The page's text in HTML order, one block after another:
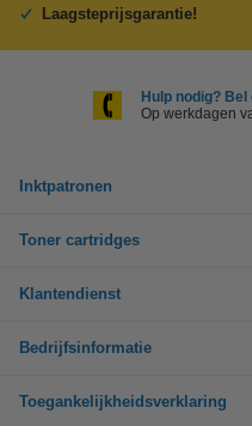
Laagsteprijsgarantie!
Hulp nodig? Bel
Op werkdagen
Inktpatronen
Toner cartridges
Klantendienst
Bedrijfsinformatie
Toegankelijkheidsverklaring